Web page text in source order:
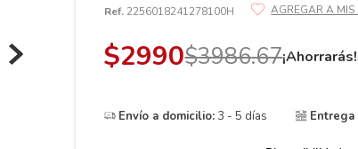
Ref. 2256018241278100H
$2990$3986.67¡Ahorrarás!
Envío a domicilio:3 - 5 días
195 65 15